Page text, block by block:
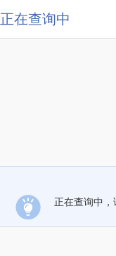
正在查询中
正在查询中，